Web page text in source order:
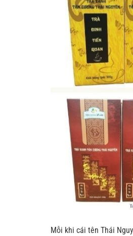
Mỗi khi cái tên Thái